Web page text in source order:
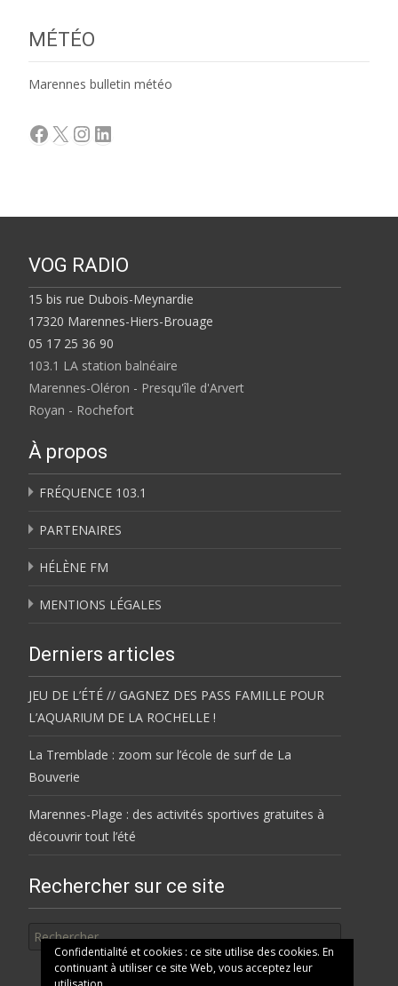
MÉTÉO
Marennes bulletin météo
Facebook
X Instagram
LinkedIn
VOG RADIO
15 bis rue Dubois-Meynardie
17320 Marennes-Hiers-Brouage
05 17 25 36 90
103.1 LA station balnéaire
Marennes-Oléron - Presqu'île d'Arvert
Royan - Rochefort
À propos
FRÉQUENCE 103.1
PARTENAIRES
HÉLÈNE FM
MENTIONS LÉGALES
Derniers articles
JEU DE L’ÉTÉ // GAGNEZ DES PASS FAMILLE POUR
L’AQUARIUM DE LA ROCHELLE !
La Tremblade : zoom sur l’école de surf de La
Bouverie
Marennes-Plage : des activités sportives gratuites à
découvrir tout l’été
Rechercher sur ce site
Confidentialité et cookies : ce site utilise des cookies. En
continuant à utiliser ce site Web, vous acceptez leur